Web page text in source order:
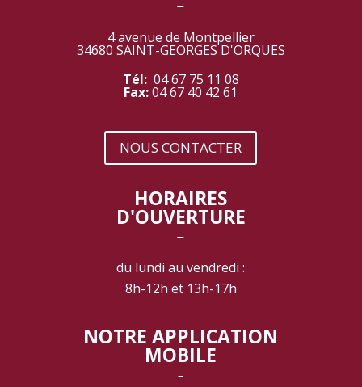
‾
4 avenue de Montpellier
34680 SAINT-GEORGES D'ORQUES
Tél: 04 67 75 11 08
Fax:04 67 40 42 61
NOUS CONTACTER
HORAIRES
D'OUVERTURE
‾
du lundi au vendredi :
8h-12h et 13h-17h
NOTRE APPLICATION
MOBILE
‾